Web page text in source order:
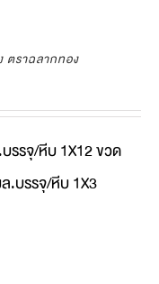
ตราฉลากทอง
รรจุ/หีบ 1X12 ขวด
.บรรจุ/หีบ 1X3